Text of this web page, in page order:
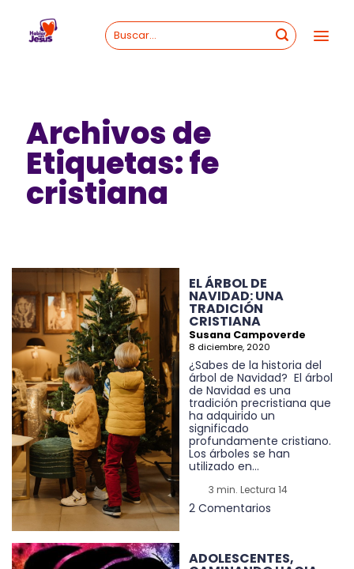
content
Archivos de
Etiquetas:fe
cristiana
EL ÁRBOL DE
NAVIDAD: UNA
TRADICIÓN
CRISTIANA
Susana Campoverde
8 diciembre, 2020
¿Sabes de la historia del
árbol de Navidad? El árbol
de Navidad es una
tradición precristiana que
ha adquirido un
significado
profundamente cristiano.
Los árboles se han
utilizado en...
3 min. Lectura 14
2 Comentarios
ADOLESCENTES,